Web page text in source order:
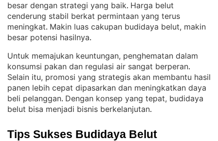
besar dengan strategi yang baik. Harga belut
cenderung stabil berkat permintaan yang terus
meningkat. Makin luas cakupan budidaya belut, makin
besar potensi hasilnya.
Untuk memajukan keuntungan, penghematan dalam
konsumsi pakan dan regulasi air sangat berperan
Selain itu, promosi yang strategis akan membantu hasil
panen lebih cepat dipasarkan dan meningkatkan daya
beli pelanggan. Dengan konsep yang tepat, budidaya
belut bisa menjadi bisnis berkelanjutan.
Tips Sukses Budidaya Belut